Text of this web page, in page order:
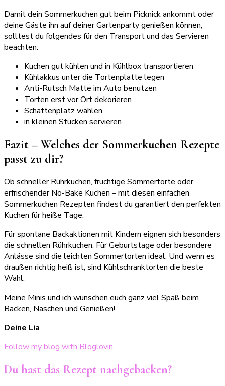
Damit dein Sommerkuchen gut beim Picknick ankommt oder
deine Gäste ihn auf deiner Gartenparty genießen können,
solltest du folgendes für den Transport und das Servieren
beachten:
Kuchen gut kühlen und in Kühlbox transportieren
Kühlakkus unter die Tortenplatte legen
Anti-Rutsch Matte im Auto benutzen
Torten erst vor Ort dekorieren
Schattenplatz wählen
in kleinen Stücken servieren
Fazit – Welches der Sommerkuchen Rezepte
passt zu dir?
Ob schneller Rührkuchen, fruchtige Sommertorte oder
erfrischender No-Bake Kuchen – mit diesen einfachen
Sommerkuchen Rezepten findest du garantiert den perfekten
Kuchen für heiße Tage.
Für spontane Backaktionen mit Kindern eignen sich besonders
die schnellen Rührkuchen. Für Geburtstage oder besondere
Anlässe sind die leichten Sommertorten ideal. Und wenn es
draußen richtig heiß ist, sind Kühlschranktorten die beste
Wahl.
Meine Minis und ich wünschen euch ganz viel Spaß beim
Backen, Naschen und Genießen!
Deine Lia
Follow my blog with Bloglovin
Du hast das Rezept nachgebacken?